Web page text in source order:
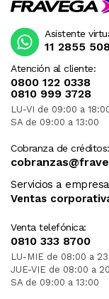
Atención al cliente:
0800 122 0338
0810 999 3728
LU-VI de 09:00 a
SA de 09:00 a 13:00
Cobranza de créditos:
Servicios a
Ventas
Venta telefónica:
0810 333 8700
LU-MIE de 08:00 a
JUE-VIE de 08:00 a
SA de 09:00 a 13:00
Asistente
11 2855